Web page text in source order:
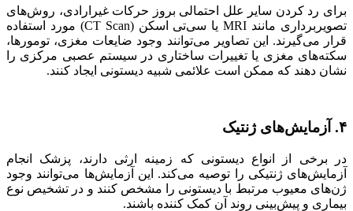
برای رد کردن سایر علل احتمالی بروز حرکات غیرارادی، روش‌های
تصویربرداری مانند MRI یا سی‌تی اسکن (CT Scan) مورد استفاده
قرار می‌گیرند. این تصاویر می‌توانند وجود ضایعات مغزی، تومورها،
سکته‌های مغزی یا تغییرات ساختاری در سیستم عصبی مرکزی را
نشان دهند که ممکن است علائمی شبیه دیستونی ایجاد کنند.
۴. آزمایش‌های ژنتیک
در برخی از انواع دیستونی که زمینه ارثی دارند، پزشک انجام
آزمایش‌های ژنتیکی را توصیه می‌کند. این آزمایش‌ها می‌توانند وجود
ژن‌های معیوب مرتبط با دیستونی را مشخص کنند و در تشخیص نوع
بیماری و پیش‌بینی روند آن کمک‌ کننده باشند.